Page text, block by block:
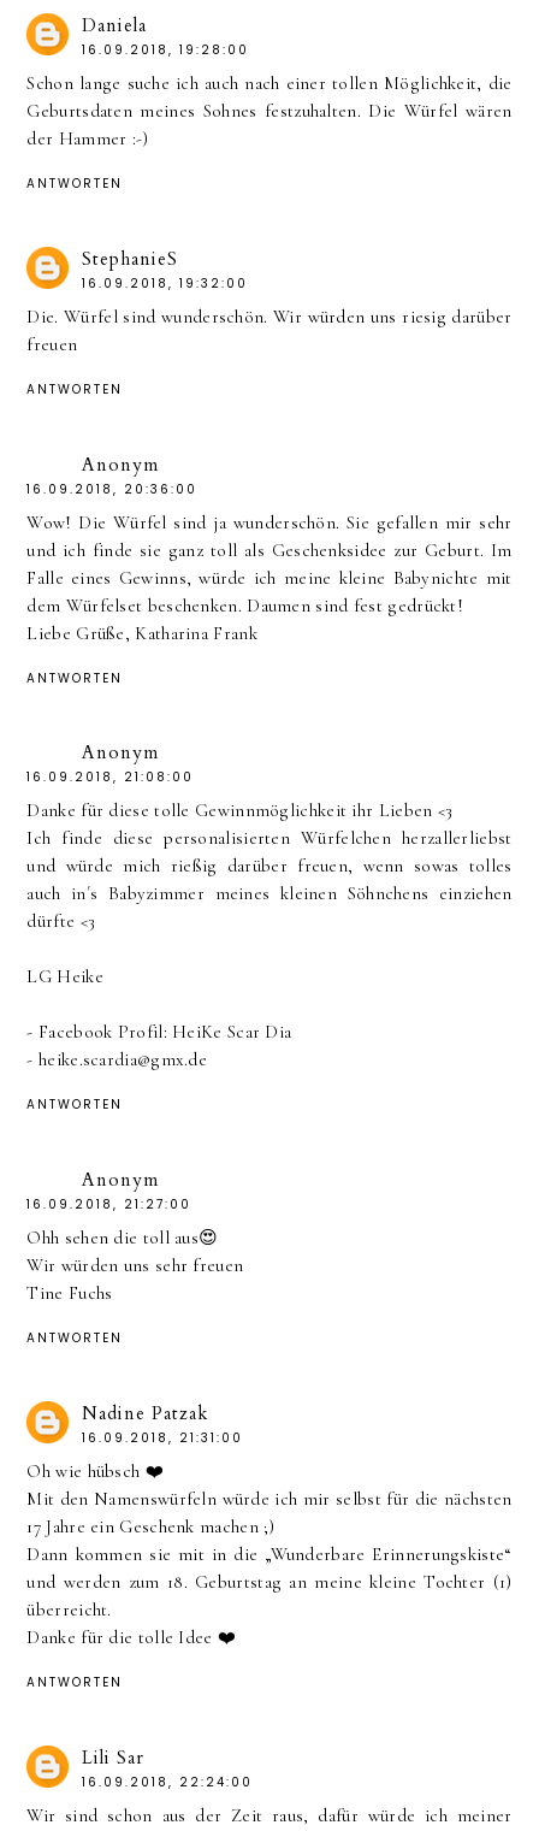
Daniela
16.09.2018, 19:28:00
Schon lange suche ich auch nach einer tollen Möglichkeit, die
Geburtsdaten meines Sohnes festzuhalten. Die Würfel wären
der Hammer :-)
ANTWORTEN
StephanieS
16.09.2018, 19:32:00
Die. Würfel sind wunderschön. Wir würden uns riesig darüber
freuen
ANTWORTEN
Anonym
16.09.2018, 20:36:00
Wow! Die Würfel sind ja wunderschön. Sie gefallen mir sehr
und ich finde sie ganz toll als Geschenksidee zur Geburt. Im
Falle eines Gewinns, würde ich meine kleine Babynichte mit
dem Würfelset beschenken. Daumen sind fest gedrückt!
Liebe Grüße, Katharina Frank
ANTWORTEN
Anonym
16.09.2018, 21:08:00
Danke für diese tolle Gewinnmöglichkeit ihr Lieben <3
Ich finde diese personalisierten Würfelchen herzallerliebst
und würde mich rießig darüber freuen, wenn sowas tolles
auch in´s Babyzimmer meines kleinen Söhnchens einziehen
dürfte <3
LG Heike
- Facebook Profil: HeiKe Scar Dia
- heike.scardia@gmx.de
ANTWORTEN
Anonym
16.09.2018, 21:27:00
Ohh sehen die toll aus😍
Wir würden uns sehr freuen
Tine Fuchs
ANTWORTEN
Nadine Patzak
16.09.2018, 21:31:00
Oh wie hübsch ❤️
Mit den Namenswürfeln würde ich mir selbst für die nächsten
17 Jahre ein Geschenk machen ;)
Dann kommen sie mit in die „Wunderbare Erinnerungskiste“
und werden zum 18. Geburtstag an meine kleine Tochter (1)
überreicht.
Danke für die tolle Idee ❤️
ANTWORTEN
Lili Sar
16.09.2018, 22:24:00
Wir sind schon aus der Zeit raus, dafür würde ich meiner